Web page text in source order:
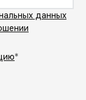
данных
*